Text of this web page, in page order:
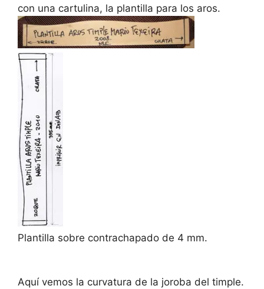
con una cartulina, la plantilla para los aros.
Plantilla sobre contrachapado de 4 mm.
Aquí vemos la curvatura de la joroba del timple.